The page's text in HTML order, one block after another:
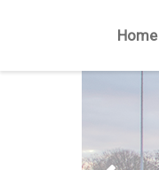
Home